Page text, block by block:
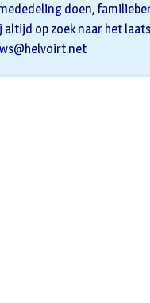
doen,
altijd op zoek naar het